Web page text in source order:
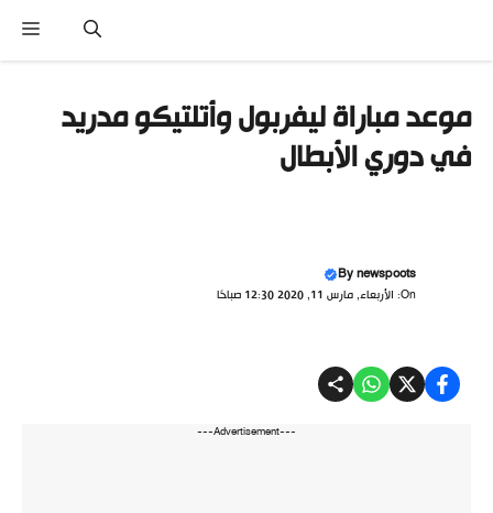
المحتوى
موعد مباراة ليفربول وأتلتيكو مدريد
في دوري الأبطال
Bynewspoots
On: الأربعاء, مارس 11, 2020 12:30 صباحًا
---Advertisement---